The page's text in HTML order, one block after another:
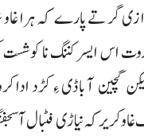
گر تے پارے کہ ہرا
اس ایسر کننگ نا
گچین آ باڈی ءِ کڑد ادا
کریر کہ نیاڑی فٹبال آ